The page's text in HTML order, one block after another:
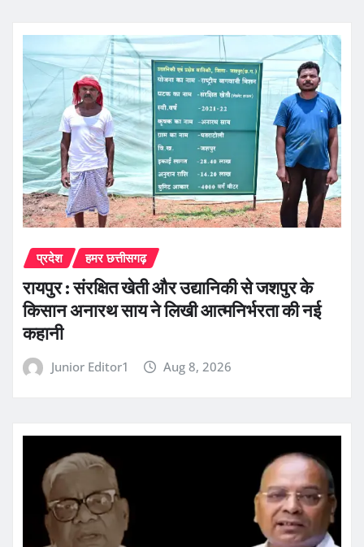
प्रदेश हमर छत्तीसगढ़
रायपुर : संरक्षित खेती और उद्यानिकी से जशपुर के
किसान अनारथ साय ने लिखी आत्मनिर्भरता की नई
कहानी
Junior Editor1 Aug 8, 2026